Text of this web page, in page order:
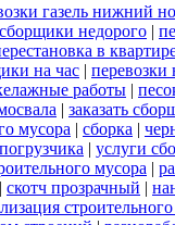
газель нижний
сборщики недорого |
в
на час | перевозки
работы |
| заказать
мусора | сборка |
| услуги
мусора |
| скотч прозрачный |